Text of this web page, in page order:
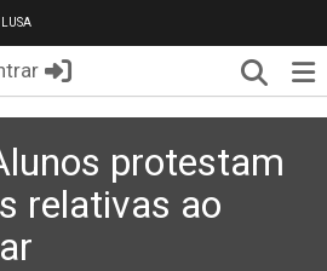
LUSA
protestam
relativas ao